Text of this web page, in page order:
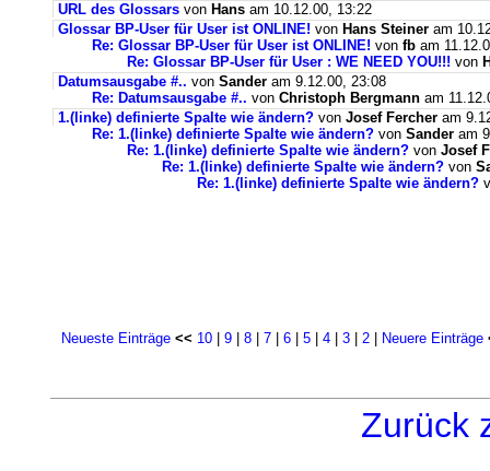
URL des Glossars von Hans am 10.12.00, 13:22
Glossar BP-User für User ist ONLINE! von Hans Steiner am
Re: Glossar BP-User für User ist ONLINE! von fb am
Re: Glossar BP-User für User : WE NEED YOU!!! von
Datumsausgabe #.. von Sander am 9.12.00, 23:08
Re: Datumsausgabe #.. von Christoph Bergmann am
1.(linke) definierte Spalte wie ändern? von Josef Fercher am
Re: 1.(linke) definierte Spalte wie ändern? von Sander am
Re: 1.(linke) definierte Spalte wie ändern? von Josef
Re: 1.(linke) definierte Spalte wie ändern? von
Re: 1.(linke) definierte Spalte wie ändern?
Neueste Einträge << 10 9 8 7 6 5 4 3 2 Neuere Einträge
Zurück